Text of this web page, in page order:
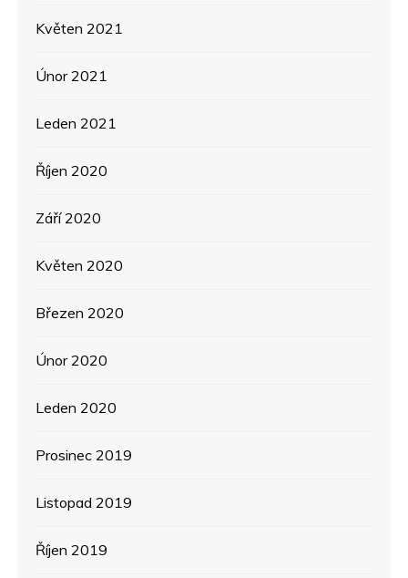
Květen 2021
Únor 2021
Leden 2021
Říjen 2020
Září 2020
Květen 2020
Březen 2020
Únor 2020
Leden 2020
Prosinec 2019
Listopad 2019
Říjen 2019